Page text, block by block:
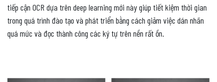
tiếp cận OCR dựa trên deep learning mới này giúp tiết kiệm thời gian
trong quá trình đào tạo và phát triển bằng cách giảm việc dán nhãn
quá mức và đọc thành công các ký tự trên nền rất ồn.